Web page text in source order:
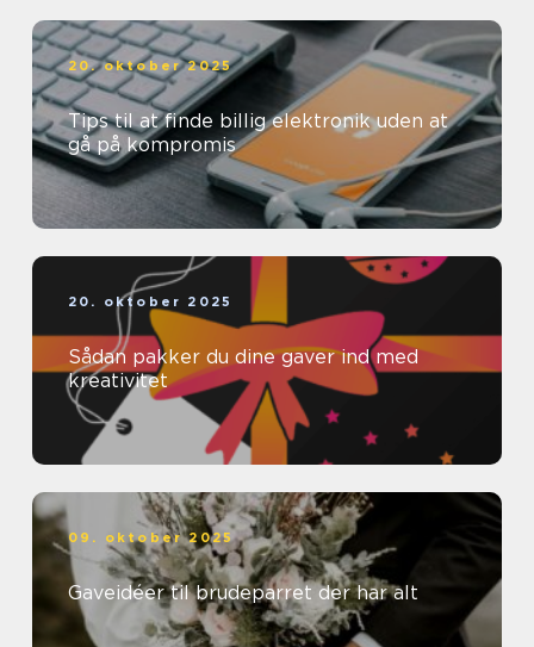
20. oktober 2025
Tips til at finde billig elektronik uden at
gå på kompromis
20. oktober 2025
Sådan pakker du dine gaver ind med
kreativitet
09. oktober 2025
Gaveidéer til brudeparret der har alt